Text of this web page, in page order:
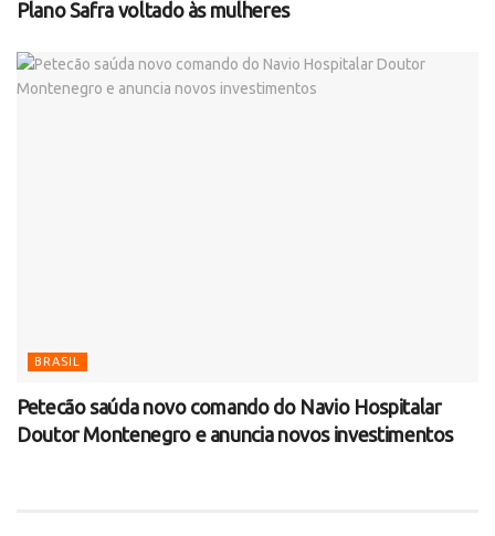
Plano Safra voltado às mulheres
BRASIL
Petecão saúda novo comando do Navio Hospitalar
Doutor Montenegro e anuncia novos investimentos